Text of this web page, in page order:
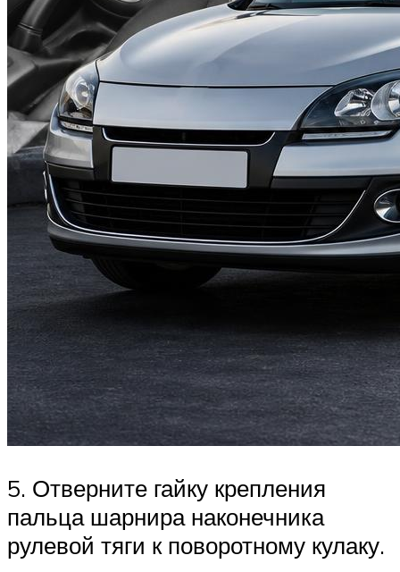
5. Отверните гайку крепления
пальца шарнира наконечника
рулевой тяги к пово­ротному кулаку.